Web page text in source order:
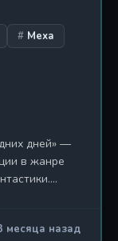
Меха
дней» —
в жанре
или
месяца назад